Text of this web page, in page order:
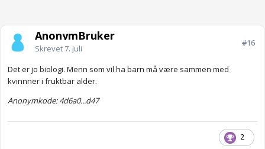
AnonymBruker
Skrevet7. juli
#16
Det er jo biologi. Menn som vil ha barn må være sammen med
kvinnner i fruktbar alder.
Anonymkode: 4d6a0...d47
2